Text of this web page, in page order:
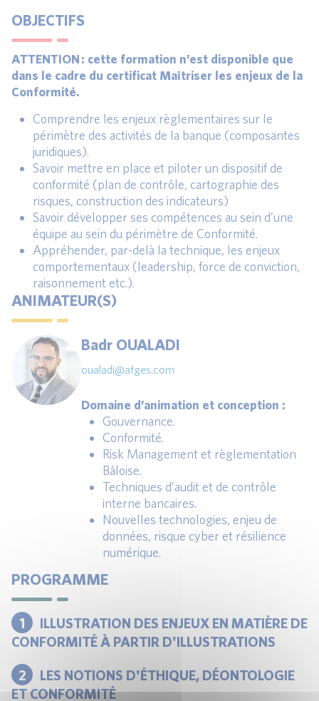
OBJECTIFS
ATTENTION : cette formation n’est disponible que
dans le cadre du certificat Maîtriser les enjeux de la
Conformité.
Comprendre les enjeux règlementaires sur le
périmètre des activités de la banque (composantes
juridiques).
Savoir mettre en place et piloter un dispositif de
conformité (plan de contrôle, cartographie des
risques, construction des indicateurs)
Savoir développer ses compétences au sein d’une
équipe au sein du périmètre de Conformité.
Appréhender, par-delà la technique, les enjeux
comportementaux (leadership, force de conviction,
raisonnement etc.).
ANIMATEUR(S)
Badr OUALADI
oualadi@afges.com
Domaine d’animation et conception :
Gouvernance.
Conformité.
Risk Management et règlementation
Bâloise.
Techniques d’audit et de contrôle
interne bancaires.
Nouvelles technologies, enjeu de
données, risque cyber et résilience
numérique.
PROGRAMME
1
ILLUSTRATION DES ENJEUX EN MATIÈRE DE
CONFORMITÉ À PARTIR D'ILLUSTRATIONS
2
LES NOTIONS D'ÉTHIQUE, DÉONTOLOGIE
ET CONFORMITÉ